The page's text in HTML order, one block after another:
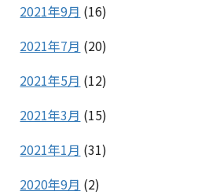
2021年9月 (16)
2021年7月 (20)
2021年5月 (12)
2021年3月 (15)
2021年1月 (31)
2020年9月 (2)